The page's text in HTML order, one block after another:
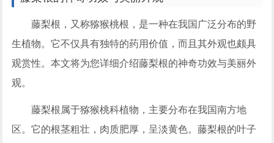
藤梨根，又称猕猴桃根，是一种在我国广泛分布的野
生植物。它不仅具有独特的药用价值，而且其外观也颇具
观赏性。本文将为您详细介绍藤梨根的神奇功效与美丽外
观。
藤梨根属于猕猴桃科植物，主要分布在我国南方地
区。它的根茎粗壮，肉质肥厚，呈淡黄色。藤梨根的叶子